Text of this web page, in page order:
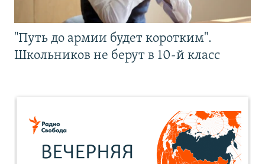
"Путь до армии будет коротким".
Школьников не берут в 10-й класс